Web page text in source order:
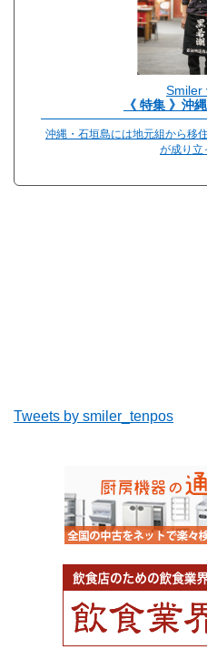
Smiler
《 特集 》沖
沖縄・石垣島には地元組から移
が成り立
Tweets by smiler_tenpos